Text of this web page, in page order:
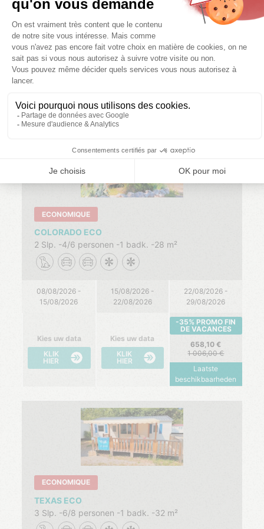
ECONOMIQUE
COLORADO ECO
2 Slp.
4/6 personen 1 badk. 28 m²
08/08/2026 -
15/08/2026
15/08/2026 -
22/08/2026
22/08/2026 -
29/08/2026
Kies uw data
KLIK
HIER
Kies uw data
KLIK
HIER
-35% PROMO FIN
DE VACANCES
658,10
1 006,00
Laatste
beschikbaarheden
ECONOMIQUE
TEXAS ECO
3 Slp.
6/8 personen 1 badk. 32 m²
08/08/2026 -
15/08/2026
15/08/2026 -
22/08/2026
22/08/2026 -
Kies uw data
-30% SEMAINE
COUP DE COEUR
Laatste
beschikbaarheden
1 510,00